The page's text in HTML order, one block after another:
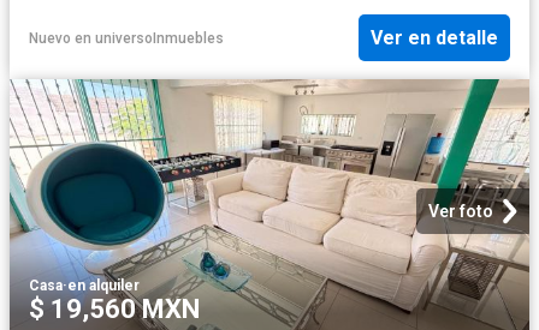
Nuevo en universoInmuebles Ver en detalle
Ver foto
Casa·en alquiler
$ 19,560 MXN